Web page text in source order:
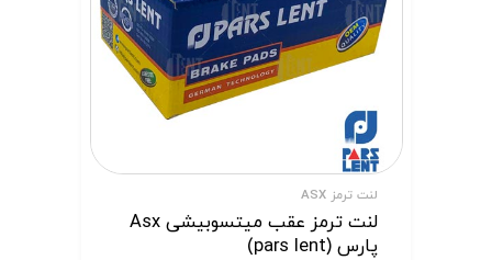
لنت ترمز ASX
لنت ترمز عقب میتسوبیشی Asx
پارس (pars lent)